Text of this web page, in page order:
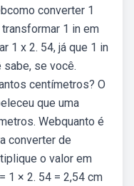
converter 1
1 in em
1 x 2. 54, já que 1 in
sabe, se você.
centímetros? O
que uma
Webquanto é
converter de
o valor em
1 × 2. 54 = 2,54 cm